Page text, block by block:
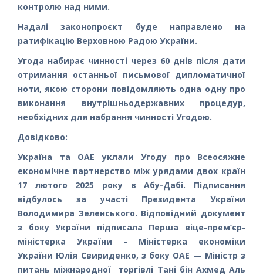
контролю над ними.
Надалі законопроєкт буде направлено на
ратифікацію Верховною Радою України.
Угода набирає чинності через 60 днів після дати
отримання останньої письмової дипломатичної
ноти, якою сторони повідомляють одна одну про
виконання внутрішньодержавних процедур,
необхідних для набрання чинності Угодою.
Довідково:
Україна та ОАЕ уклали Угоду про Всеосяжне
економічне партнерство між урядами двох країн
17 лютого 2025 року в Абу-Дабі. Підписання
відбулось за участі Президента України
Володимира Зеленського. Відповідний документ
з боку України підписала Перша віце-прем’єр-
міністерка України – Міністерка економіки
України Юлія Свириденко, з боку ОАЕ — Міністр з
питань міжнародної торгівлі Тані бін Ахмед Аль